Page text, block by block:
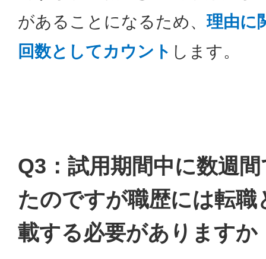
があることになるため、理由に
回数としてカウント します。
Q3：試用期間中に数週
たのですが職歴には転職
載する必要がありますか